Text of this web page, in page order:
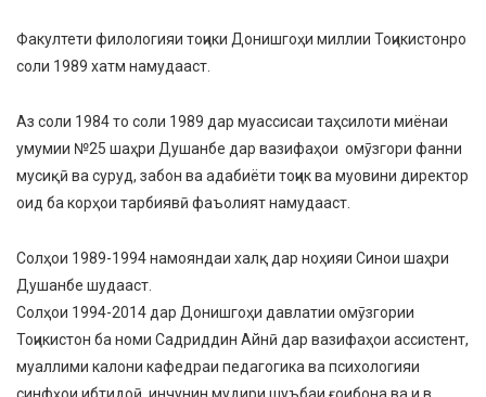
Факултети филологияи тоҷики Донишгоҳи миллии Тоҷикистонро
соли 1989 хатм намудааст.
Аз соли 1984 то соли 1989 дар муассисаи таҳсилоти миёнаи
умумии №25 шаҳри Душанбе дар вазифаҳои омӯзгори фанни
мусиқӣ ва суруд, забон ва адабиёти тоҷик ва муовини директор
оид ба корҳои тарбиявӣ фаъолият намудааст.
Солҳои 1989-1994 намояндаи халқ дар ноҳияи Синои шаҳри
Душанбе шудааст.
Солҳои 1994-2014 дар Донишгоҳи давлатии омӯзгории
Тоҷикистон ба номи Садриддин Айнӣ дар вазифаҳои ассистент,
муаллими калони кафедраи педагогика ва психологияи